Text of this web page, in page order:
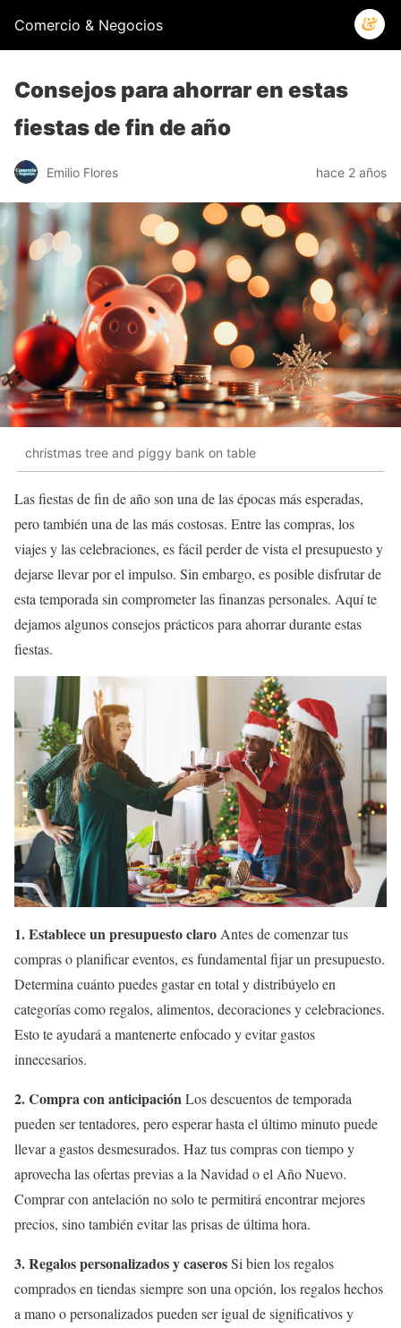
Comercio & Negocios
Consejos para ahorrar en estas
fiestas de fin de año
Emilio Flores hace 2 años
christmas tree and piggy bank on table
Las fiestas de fin de año son una de las épocas más esperadas,
pero también una de las más costosas. Entre las compras, los
viajes y las celebraciones, es fácil perder de vista el presupuesto y
dejarse llevar por el impulso. Sin embargo, es posible disfrutar de
esta temporada sin comprometer las finanzas personales. Aquí te
dejamos algunos consejos prácticos para ahorrar durante estas
fiestas.
1. Establece un presupuesto claro Antes de comenzar tus
compras o planificar eventos, es fundamental fijar un presupuesto.
Determina cuánto puedes gastar en total y distribúyelo en
categorías como regalos, alimentos, decoraciones y celebraciones.
Esto te ayudará a mantenerte enfocado y evitar gastos
innecesarios.
2. Compra con anticipaciónLos descuentos de temporada
pueden ser tentadores, pero esperar hasta el último minuto puede
llevar a gastos desmesurados. Haz tus compras con tiempo y
aprovecha las ofertas previas a la Navidad o el Año Nuevo.
Comprar con antelación no solo te permitirá encontrar mejores
precios, sino también evitar las prisas de última hora.
3. Regalos personalizados y caserosSi bien los regalos
comprados en tiendas siempre son una opción, los regalos hechos
a mano o personalizados pueden ser igual de significativos y